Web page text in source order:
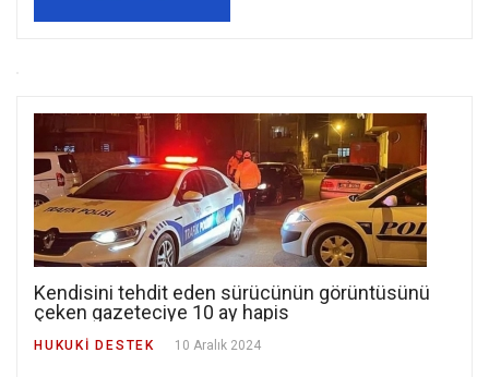
Kendisini tehdit eden sürücünün görüntüsünü
çeken gazeteciye 10 ay hapis
HUKUKI DESTEK 10 Aralık 2024